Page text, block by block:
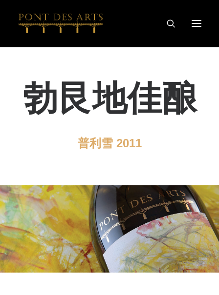
我们的故事
艺术家
联系我们
隐私和COOKIE政策
条款及细则
勃艮地佳酿
普利雪 2011